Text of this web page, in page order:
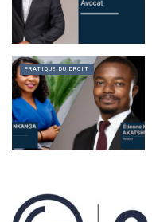
PRATIQUE DU DROIT